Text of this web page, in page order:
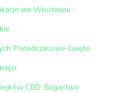
we Wrocławiu -
Ponadczasowe święto
CBD: Bogactwo